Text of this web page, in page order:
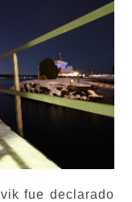
fue declarado